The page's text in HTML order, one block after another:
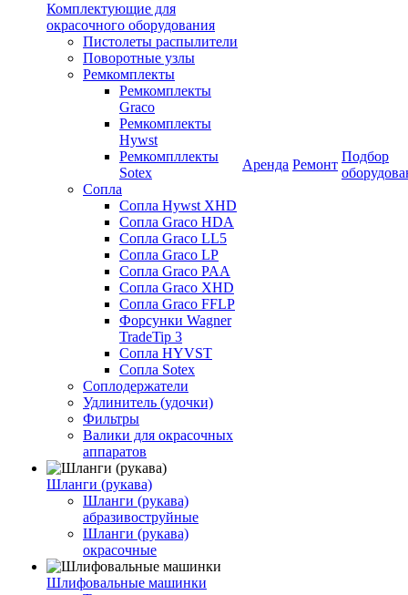
Комплектующие для
окрасочного оборудования
Пистолеты распылители
Поворотные узлы
Ремкомплекты
Ремкомплекты
Graco
Ремкомплекты
Hywst
Ремкомпллекты
Sotex
Сопла
Сопла Hywst XHD
Сопла Graco HDA
Сопла Graco LL5
Сопла Graco LP
Сопла Graco PAA
Сопла Graco XHD
Сопла Graco FFLP
Форсунки Wagner
TradeTip 3
Сопла HYVST
Сопла Sotex
Соплодержатели
Удлинитель (удочки)
Фильтры
Валики для окрасочных
аппаратов
Шланги (рукава)
Шланги (рукава)
абразивоструйные
Шланги (рукава)
окрасочные
Шлифовальные машинки
Аренда Ремонт
Подбор